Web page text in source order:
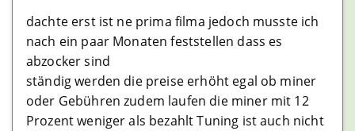
dachte erst ist ne prima filma jedoch musste ich
nach ein paar Monaten feststellen dass es
abzocker sind
ständig werden die preise erhöht egal ob miner
oder Gebühren zudem laufen die miner mit 12
Prozent weniger als bezahlt Tuning ist auch nicht